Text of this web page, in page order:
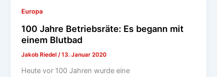
Europa
100 Jahre Betriebsräte: Es begann mit
einem Blutbad
Jakob Riedel /13. Januar 2020
Heute vor 100 Jahren wurde eine